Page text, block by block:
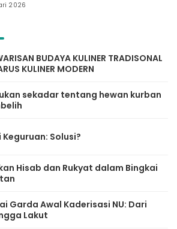
2026
BUDAYA KULINER TRADISONAL
KULINER MODERN
sekadar tentang hewan kurban
Solusi?
Hisab dan Rukyat dalam Bingkai
Garda Awal Kaderisasi NU: Dari
Lakut